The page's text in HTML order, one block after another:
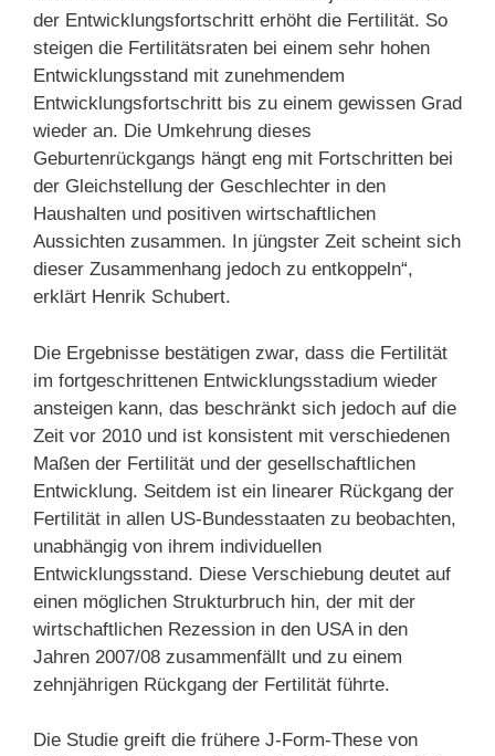
der Entwicklungsfortschritt erhöht die Fertilität. So
steigen die Fertilitätsraten bei einem sehr hohen
Entwicklungsstand mit zunehmendem
Entwicklungsfortschritt bis zu einem gewissen Grad
wieder an. Die Umkehrung dieses
Geburtenrückgangs hängt eng mit Fortschritten bei
der Gleichstellung der Geschlechter in den
Haushalten und positiven wirtschaftlichen
Aussichten zusammen. In jüngster Zeit scheint sich
dieser Zusammenhang jedoch zu entkoppeln“,
erklärt Henrik Schubert.
Die Ergebnisse bestätigen zwar, dass die Fertilität
im fortgeschrittenen Entwicklungsstadium wieder
ansteigen kann, das beschränkt sich jedoch auf die
Zeit vor 2010 und ist konsistent mit verschiedenen
Maßen der Fertilität und der gesellschaftlichen
Entwicklung. Seitdem ist ein linearer Rückgang der
Fertilität in allen US-Bundesstaaten zu beobachten,
unabhängig von ihrem individuellen
Entwicklungsstand. Diese Verschiebung deutet auf
einen möglichen Strukturbruch hin, der mit der
wirtschaftlichen Rezession in den USA in den
Jahren 2007/08 zusammenfällt und zu einem
zehnjährigen Rückgang der Fertilität führte.
Die Studie greift die frühere J-Form-These von